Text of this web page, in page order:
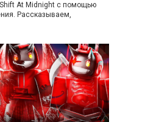
At Midnight с помощью
Рассказываем,